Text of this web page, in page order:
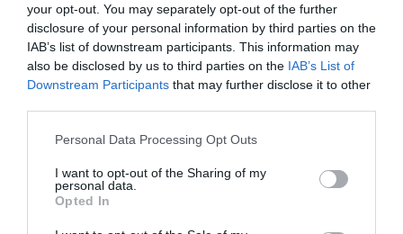
your opt-out. You may separately opt-out of the further
disclosure of your personal information by third parties on the
IAB’s list of downstream participants. This information may
also be disclosed by us to third parties on the IAB’s List of
Downstream Participants that may further disclose it to other
Please note that this website/app uses one or more Google
not limited to your visit or usage behaviour. You may click to
grant or deny consent to Google and its third-party tags to
use your data for below specified purposes in below Google
consent section.
Personal Data Processing Opt Outs
I want to opt-out of the Sharing of my
personal data.
Opted In
mafin staviti nekoliko višanja i blago ih utisnuti u tijesto. Možeš
malo višanja ostaviti i za vrh, da se lijepo vide poslije pečenja.
Peći u zagrijanoj rerni na 180°C oko 20–25 minuta, dok mafini ne
porumene. Provjeriti čačkalicom – ako izađe suva, mafini su
pečeni. Kada se malo prohlade, po želji ih posuti šećerom u prahu.
mekano i lagano. Od ove mjere dobije se oko 12 mafina, zavisno
od veličine kalupa.